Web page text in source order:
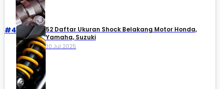
#4
52 Daftar Ukuran Shock Belakang Motor Honda,
Yamaha, Suzuki​
30 Jul 2025